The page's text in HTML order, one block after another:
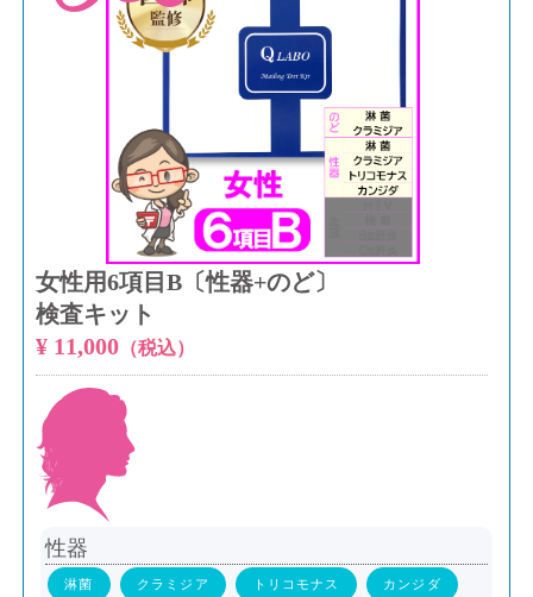
女性用6項目B〔性器+のど〕
検査キット
¥ 11,000（税込）
性器
淋菌 クラミジア トリコモナス カンジダ